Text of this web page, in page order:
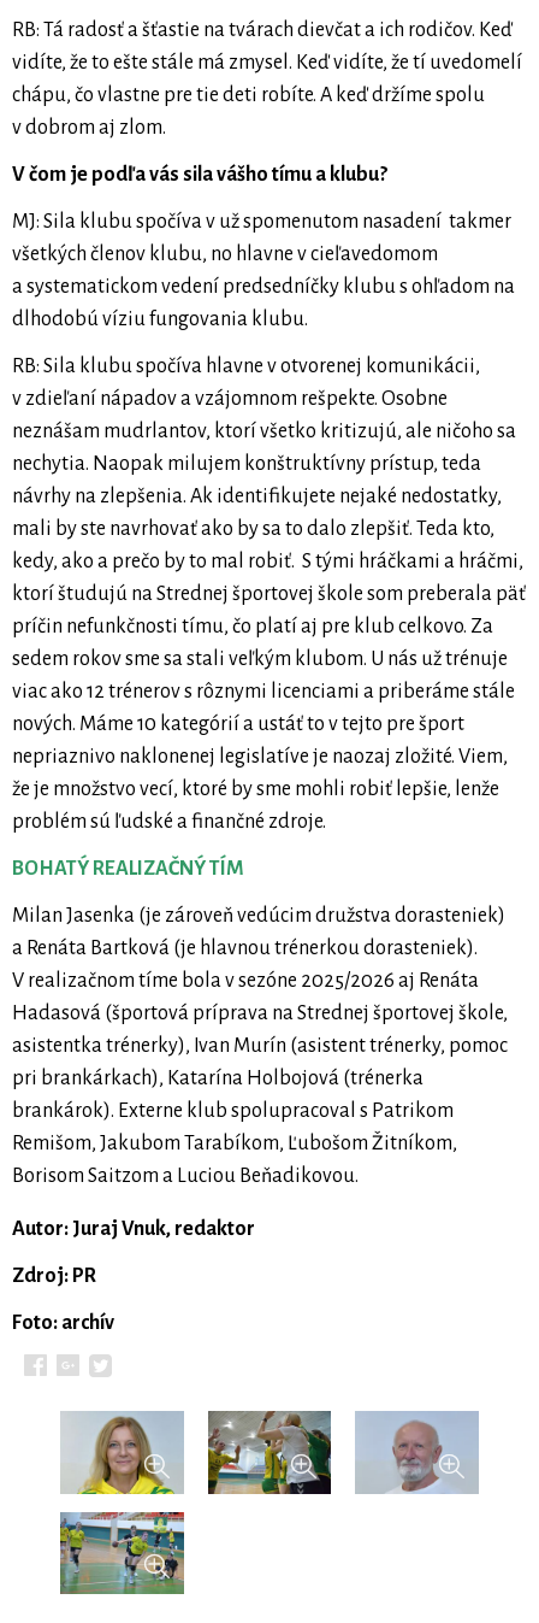
RB: Tá radosť a šťastie na tvárach dievčat a ich rodičov. Keď
vidíte, že to ešte stále má zmysel. Keď vidíte, že tí uvedomelí
chápu, čo vlastne pre tie deti robíte. A keď držíme spolu
v dobrom aj zlom.
V čom je podľa vás sila vášho tímu a klubu?
MJ: Sila klubu spočíva v už spomenutom nasadení takmer
všetkých členov klubu, no hlavne v cieľavedomom
a systematickom vedení predsedníčky klubu s ohľadom na
dlhodobú víziu fungovania klubu.
RB: Sila klubu spočíva hlavne v otvorenej komunikácii,
v zdieľaní nápadov a vzájomnom rešpekte. Osobne
neznášam mudrlantov, ktorí všetko kritizujú, ale ničoho sa
nechytia. Naopak milujem konštruktívny prístup, teda
návrhy na zlepšenia. Ak identifikujete nejaké nedostatky,
mali by ste navrhovať ako by sa to dalo zlepšiť. Teda kto,
kedy, ako a prečo by to mal robiť. S tými hráčkami a hráčmi,
ktorí študujú na Strednej športovej škole som preberala päť
príčin nefunkčnosti tímu, čo platí aj pre klub celkovo. Za
sedem rokov sme sa stali veľkým klubom. U nás už trénuje
viac ako 12 trénerov s rôznymi licenciami a priberáme stále
nových. Máme 10 kategórií a ustáť to v tejto pre šport
nepriaznivo naklonenej legislatíve je naozaj zložité. Viem,
že je množstvo vecí, ktoré by sme mohli robiť lepšie, lenže
problém sú ľudské a finančné zdroje.
BOHATÝ REALIZAČNÝ TÍM
Milan Jasenka (je zároveň vedúcim družstva dorasteniek)
a Renáta Bartková (je hlavnou trénerkou dorasteniek).
V realizačnom tíme bola v sezóne 2025/2026 aj Renáta
Hadasová (športová príprava na Strednej športovej škole,
asistentka trénerky), Ivan Murín (asistent trénerky, pomoc
pri brankárkach), Katarína Holbojová (trénerka
brankárok). Externe klub spolupracoval s Patrikom
Remišom, Jakubom Tarabíkom, Ľubošom Žitníkom,
Borisom Saitzom a Luciou Beňadikovou.
Autor: Juraj Vnuk, redaktor
Zdroj: PR
Foto: archív